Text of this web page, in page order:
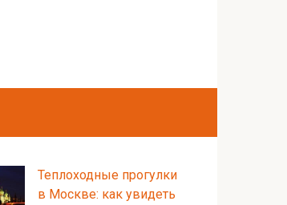
Теплоходные прогулки
в Москве: как увидеть